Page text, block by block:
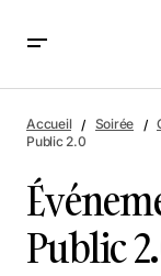
Accueil Soirée
Public 2.0
Public